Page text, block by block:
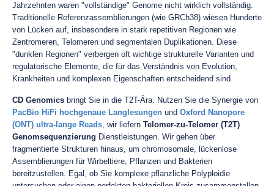
Jahrzehnten waren "vollständige" Genome nicht wirklich vollständig.
Traditionelle Referenzassemblierungen (wie GRCh38) wiesen Hunderte
von Lücken auf, insbesondere in stark repetitiven Regionen wie
Zentromeren, Telomeren und segmentalen Duplikationen. Diese
"dunklen Regionen" verbergen oft wichtige strukturelle Varianten und
regulatorische Elemente, die für das Verständnis von Evolution,
Krankheiten und komplexen Eigenschaften entscheidend sind.
CD Genomics bringt Sie in die T2T-Ära. Nutzen Sie die Synergie von
PacBio HiFi hochgenaue Langlesungen und Oxford Nanopore
(ONT) ultra-lange Reads, wir liefern Telomer-zu-Telomer (T2T)
Genomsequenzierung Dienstleistungen. Wir gehen über
fragmentierte Strukturen hinaus, um chromosomale, lückenlose
Assemblierungen für Wirbeltiere, Pflanzen und Bakterien
bereitzustellen. Egal, ob Sie komplexe pflanzliche Polyploidie